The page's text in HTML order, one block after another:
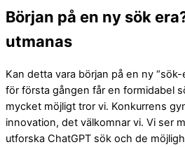
Början på en ny sök
utmanas
Kan detta vara början på en ny
för första gången får en formidabel
mycket möjligt tror vi. Konkurrens
innovation, det välkomnar vi. Vi ser
utforska ChatGPT sök och de